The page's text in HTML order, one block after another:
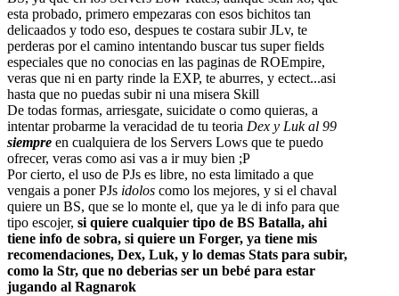
esta probado, primero empezaras con esos bichitos tan
delicaados y todo eso, despues te costara subir JLv, te
perderas por el camino intentando buscar tus super fields
especiales que no conocias en las paginas de ROEmpire,
veras que ni en party rinde la EXP, te aburres, y ectect...asi
hasta que no puedas subir ni una misera Skill
De todas formas, arriesgate, suicidate o como quieras, a
intentar probarme la veracidad de tu teoria Dex y Luk al 99
siempre en cualquiera de los Servers Lows que te puedo
ofrecer, veras como asi vas a ir muy bien ;P
Por cierto, el uso de PJs es libre, no esta limitado a que
vengais a poner PJs idolos como los mejores, y si el chaval
quiere un BS, que se lo monte el, que ya le di info para que
tipo escojer, si quiere cualquier tipo de BS Batalla, ahi
tiene info de sobra, si quiere un Forger, ya tiene mis
recomendaciones, Dex, Luk, y lo demas Stats para subir,
como la Str, que no deberias ser un bebé para estar
jugando al Ragnarok